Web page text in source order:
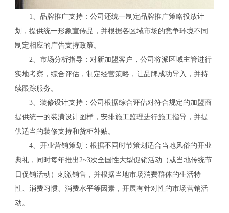
1、品牌推广支持：公司还统一制定品牌推广策略投放计
划，提供统一形象宣传品，并根据各区域市场的竞争环境不同
制定相应的广告支持政策。
2、市场分析指导：对新加盟客户，公司将派区域主管进行
实地考察，综合评估，制定经营策略，让品牌成功导入，并持
续跟踪服务。
3、装修设计支持：公司根据综合评估对符合规定的加盟商
提供统一的装潢设计图样，安排施工监理进行施工指导，并提
供适当的装修支持和货柜补贴。
4、开业营销策划：根据不同时节策划适合当地风俗的开业
典礼，同时每年推出2~3次全国性大型促销活动（或当地传统节
日促销活动）刺激销售，并根据当地市场消费群体的生活特
性、消费习惯、消费水平等因素，开展有针对性的市场营销活
动。